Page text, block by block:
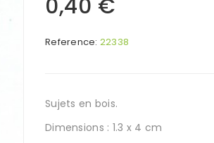
0,40 €
Reference: 22338
Sujets en bois.
Dimensions : 1.3 x 4 cm